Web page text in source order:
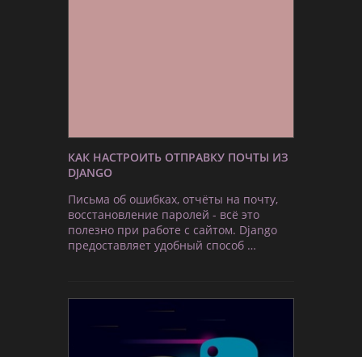
КАК НАСТРОИТЬ ОТПРАВКУ ПОЧТЫ ИЗ
DJANGO
Письма об ошибках, отчёты на почту,
восстановление паролей - всё это
полезно при работе с сайтом. Django
предоставляет удобный способ …